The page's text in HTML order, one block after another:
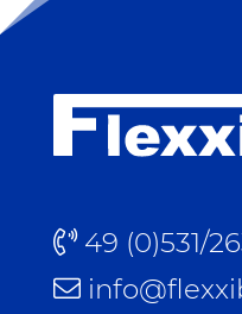
49 (0)531/